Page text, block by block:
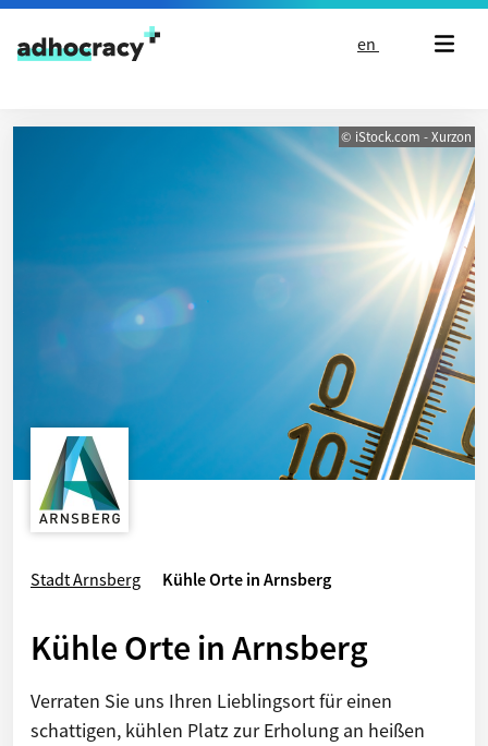
Skip to content
en
© iStock.com - Xurzon
Stadt Arnsberg Kühle Orte in Arnsberg
Kühle Orte in Arnsberg
Verraten Sie uns Ihren Lieblingsort für einen
schattigen, kühlen Platz zur Erholung an heißen